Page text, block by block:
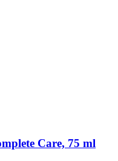
Care, 75 ml